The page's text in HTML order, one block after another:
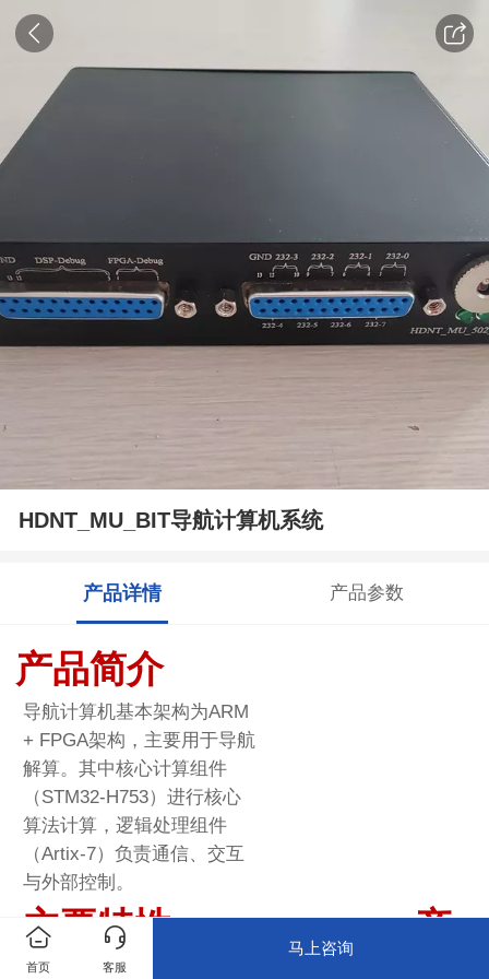
HDNT_MU_BIT导航计算机系统
产品详情 产品参数
产品简介
导航计算机基本架构为ARM
+ FPGA架构，主要用于导航
解算。其中核心计算组件
（STM32-H753）进行核心
算法计算，逻辑处理组件
（Artix-7）负责通信、交互
与外部控制。
主要特性
ARM + FPGA
产
首页 客服
马上咨询